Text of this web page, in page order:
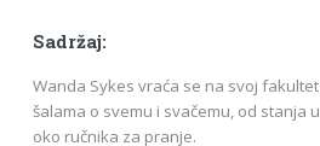
Sadržaj:
Wanda Sykes vraća se na svoj
šalama o svemu i svačemu, od stanja
oko ručnika za pranje.